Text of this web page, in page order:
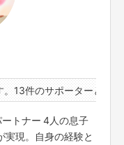
件のサポーターと1件の
トナー 4人の息子
現。自身の経験と
を召し上がってい
ん&さっちゃん と一
たいなぁ♡と思って
ます。
です）